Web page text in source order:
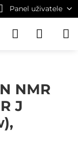
Panel uživatele
NMR
J